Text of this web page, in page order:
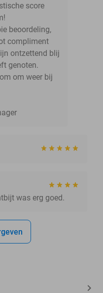
score
beoordeling,
compliment
ontzettend blij
genoten.
om weer bij
was erg goed.